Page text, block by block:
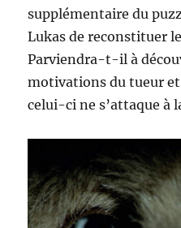
supplémentaire du
Lukas de reconstituer
Parviendra-t-il à
motivations du tueur
celui-ci ne s’attaque à